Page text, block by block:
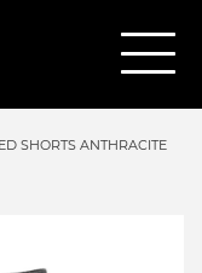
SHORTS ANTHRACITE